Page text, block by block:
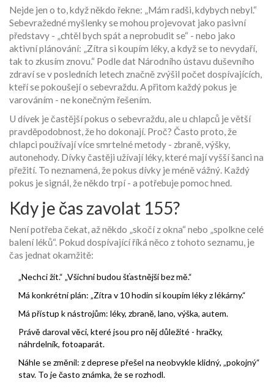
Nejde jen o to, když někdo řekne: „Mám radši, kdybych nebyl.“
Sebevražedné myšlenky se mohou projevovat jako pasivní
představy - „chtěl bych spát a neprobudit se“ - nebo jako
aktivní plánování: „Zítra si koupím léky, a když se to nevydaří,
tak to zkusím znovu.“ Podle dat Národního ústavu duševního
zdraví se v posledních letech značně zvýšil počet dospívajících,
kteří se pokoušejí o sebevraždu. A přitom každý pokus je
varováním - ne konečným řešením.
U dívek je častější pokus o sebevraždu, ale u chlapců je větší
pravděpodobnost, že ho dokonají. Proč? Často proto, že
chlapci používají více smrtelné metody - zbraně, výšky,
autonehody. Dívky častěji užívají léky, které mají vyšší šanci na
přežití. To neznamená, že pokus dívky je méně vážný. Každý
pokus je signál, že někdo trpí - a potřebuje pomoc hned.
Kdy je čas zavolat 155?
Není potřeba čekat, až někdo „skočí z okna“ nebo „spolkne celé
balení léků“. Pokud dospívající říká něco z tohoto seznamu, je
čas jednat okamžitě:
„Nechci žít.“ „Všichni budou šťastnější bez mě.“
Má konkrétní plán: „Zítra v 10 hodin si koupím léky z lékárny.“
Má přístup k nástrojům: léky, zbraně, lano, výška, autem.
Právě daroval věci, které jsou pro něj důležité - hračky,
náhrdelník, fotoaparát.
Náhle se změnil: z deprese přešel na neobvykle klidný, „pokojný“
stav. To je často známka, že se rozhodl.